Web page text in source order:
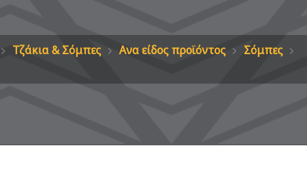
Τζάκια & Σόμπες Ανα είδος προϊόντος
Σόμπες